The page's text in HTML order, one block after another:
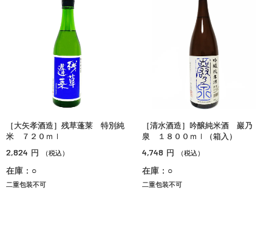
［大矢孝酒造］残草蓬莱 特別純
米 ７２０ｍｌ
2,824 円 （税込）
在庫：○
二重包装不可
［清水酒造］吟醸純米酒 巖乃
泉 １８００ｍｌ（箱入）
4,748 円 （税込）
在庫：○
二重包装不可